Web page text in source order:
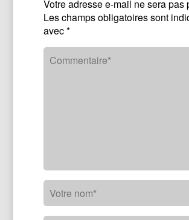
Votre adresse e-mail ne sera pas
Les champs obligatoires sont
avec*